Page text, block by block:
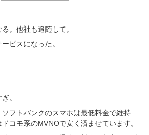
。他社も追随して。
ビスになった。
。
ソフトバンクのスマホは最低料金で維持
コモ系のMVNOで安く済ませています。